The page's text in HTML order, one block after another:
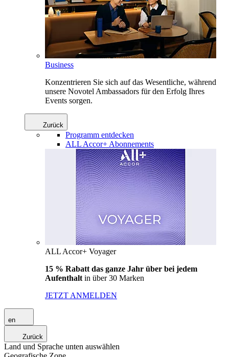
Business
Konzentrieren Sie sich auf das Wesentliche, während
unsere Novotel Ambassadors für den Erfolg Ihres
Events sorgen.
Zurück
Programm entdecken
ALL Accor+ Abonnements
ALL Accor+ Voyager
15 % Rabatt das ganze Jahr über bei jedem
Aufenthalt in über 30 Marken
JETZT ANMELDEN
en
Zurück
Land und Sprache unten auswählen